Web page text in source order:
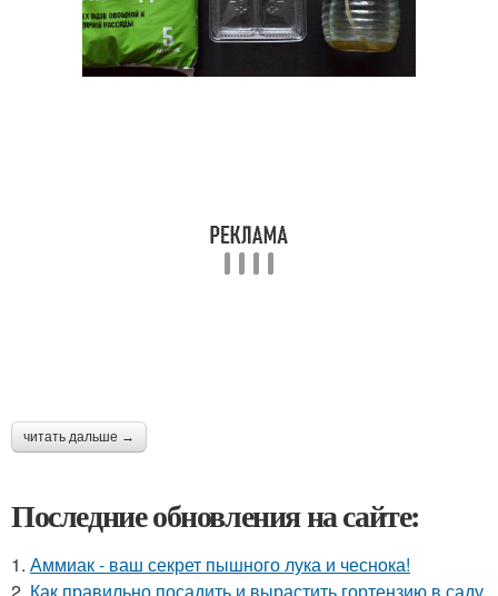
читать дальше →
Последние обновления на сайте:
1. Аммиак - ваш секрет пышного лука и чеснока!
2. Как правильно посадить и вырастить гортензию в саду